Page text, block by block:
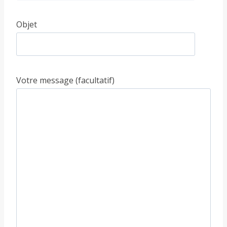
Objet
Votre message (facultatif)